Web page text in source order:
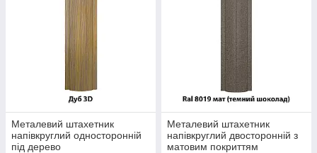
Металевий штахетник
напівкруглий односторонній
під дерево
Металевий штахетник
напівкруглий двосторонній з
матовим покриттям